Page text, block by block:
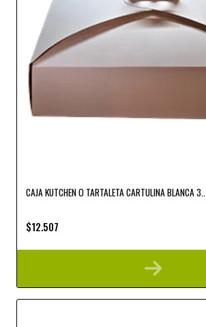
CAJA KUTCHEN O TARTALETA CARTULINA BLANCA 3..
$12.507